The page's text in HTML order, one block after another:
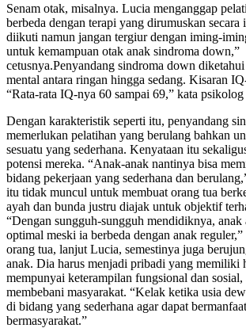
Senam otak, misalnya. Lucia menganggap
berbeda dengan terapi yang dirumuskan secara
diikuti namun jangan tergiur dengan iming-
untuk kemampuan otak anak sindroma down,”
cetusnya.Penyandang sindroma down
mental antara ringan hingga sedang. Kisaran
“Rata-rata IQ-nya 60 sampai 69,” kata
Dengan karakteristik seperti itu, penyandang
memerlukan pelatihan yang berulang bahkan
sesuatu yang sederhana. Kenyataan itu
potensi mereka. “Anak-anak nantinya bisa
bidang pekerjaan yang sederhana dan
itu tidak muncul untuk membuat orang tua
ayah dan bunda justru diajak untuk objektif
“Dengan sungguh-sungguh mendidiknya, anak
optimal meski ia berbeda dengan anak
orang tua, lanjut Lucia, semestinya juga
anak. Dia harus menjadi pribadi yang memiliki
mempunyai keterampilan fungsional dan sosial,
membebani masyarakat. “Kelak ketika usia
di bidang yang sederhana agar dapat
bermasyarakat.”